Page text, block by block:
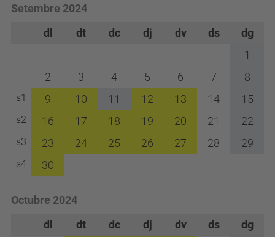
Setembre 2024
dl
dt dc dj dv ds
dg
1
2
3 4 5 6 7 8
s1 9 10 11 12 13 14 15
s2 16 17 18 19 20 21 22
s3 23 24 25 26 27 28 29
s4 30
Octubre 2024
dl
dt dc dj dv ds dg